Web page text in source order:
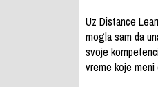
Uz Distance
mogla sam da
svoje
vreme koje meni